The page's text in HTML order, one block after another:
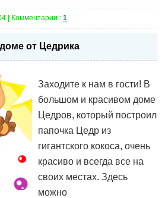
| Комментарии : 1
от Цедрика
Заходите к нам в гости! В
большом и красивом доме
Цедров, который построил
папочка Цедр из
гигантского кокоса, очень
красиво и всегда все на
своих местах. Здесь
можно